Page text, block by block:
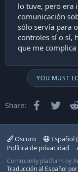
lo tuve, pero era
comunicación
sólo servía para
controles sí o sí,
que me complica
YOU MUST
Share: Facebook
Oscuro Español
Política de privacidad
Community platform by
Traducción al Español